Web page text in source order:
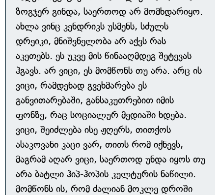
ზოგჯერ გინდა, საერთოდ არ მომხდარიყო.
ახლა ვინც კენდრიკს უსმენს, სძულს
დრეიკი, მნიშვნელობა არ აქვს რას
აკეთებს. ეს უკვე მის წინააღმდეგ შეტევას
ჰგავს. არ ვიცი, ეს მომწონს თუ არა. არც ის
ვიცი, რამდენად გვეხმარება ეს
განვითარებაში, განსაკუთრებით იმის
ფონზე, რაც სოციალურ მედიაში ხდება.
ვიცი, შეიძლება ისე ჟღერს, თითქოს
ასაკოვანი კაცი ვარ, თითს რომ იქნევს,
მაგრამ აღარ ვიცი, საერთოდ უნდა იყოს თუ
არა ბატლი ჰიპ-ჰოპის კულტურის ნაწილი.
მომწონს ის, რომ ძალიან მოკლე დროში